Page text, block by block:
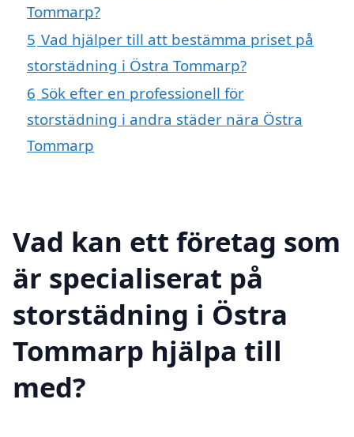
Tommarp?
5 Vad hjälper till att bestämma priset på
storstädning i Östra Tommarp?
6 Sök efter en professionell för
storstädning i andra städer nära Östra
Tommarp
Vad kan ett företag som
är specialiserat på
storstädning i Östra
Tommarp hjälpa till
med?